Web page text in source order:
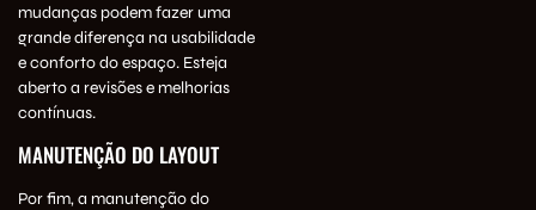
mudanças podem fazer uma
grande diferença na usabilidade
e conforto do espaço. Esteja
aberto a revisões e melhorias
contínuas.
MANUTENÇÃO DO LAYOUT
Por fim, a manutenção do